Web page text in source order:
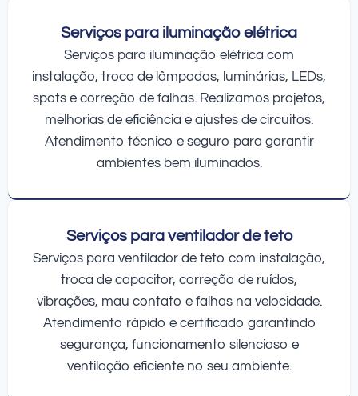
Serviços para iluminação elétrica
Serviços para iluminação elétrica com
instalação, troca de lâmpadas, luminárias, LEDs,
spots e correção de falhas. Realizamos projetos,
melhorias de eficiência e ajustes de circuitos.
Atendimento técnico e seguro para garantir
ambientes bem iluminados.
Serviços para ventilador de teto
Serviços para ventilador de teto com instalação,
troca de capacitor, correção de ruídos,
vibrações, mau contato e falhas na velocidade.
Atendimento rápido e certificado garantindo
segurança, funcionamento silencioso e
ventilação eficiente no seu ambiente.